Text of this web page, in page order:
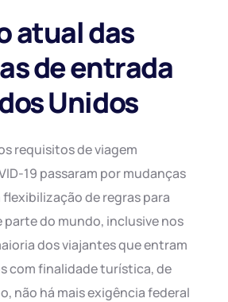
atual das
de entrada
Unidos
requisitos de viagem
19 passaram por mudanças
de regras para
do mundo, inclusive nos
dos viajantes que entram
com finalidade turística, de
não há mais exigência federal